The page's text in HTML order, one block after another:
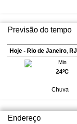
Previsão do tempo
Hoje - Rio de Janeiro, RJ
Min
24ºC
Chuva
Endereço